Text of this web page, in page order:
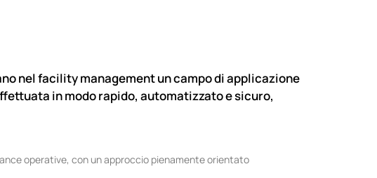
nel facility management un campo di applicazione
in modo rapido, automatizzato e sicuro,
operative, con un approccio pienamente orientato